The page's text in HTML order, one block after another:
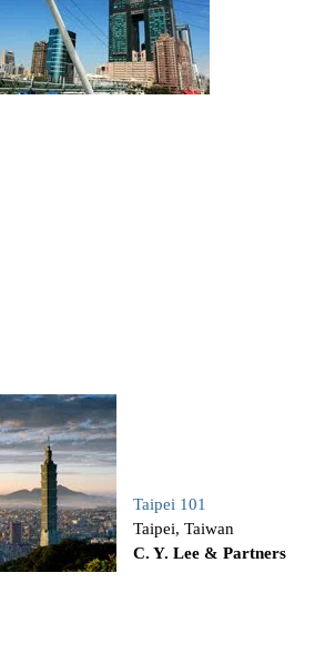
Taipei 101
Taipei, Taiwan
C. Y. Lee & Partners